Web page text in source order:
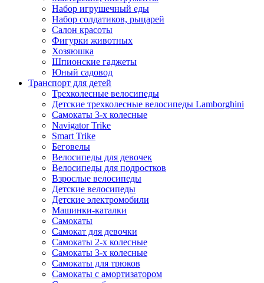
Набор игрушечный еды
Набор солдатиков, рыцарей
Салон красоты
Фигурки животных
Хозяюшка
Шпионские гаджеты
Юный садовод
Транспорт для детей
Трехколесные велосипеды
Детские трехколесные велосипеды Lamborghini
Самокаты 3-х колесные
Navigator Trike
Smart Trike
Беговелы
Велосипеды для девочек
Велосипеды для подростков
Взрослые велосипеды
Детские велосипеды
Детские электромобили
Машинки-каталки
Самокаты
Самокат для девочки
Самокаты 2-х колесные
Самокаты 3-х колесные
Самокаты для трюков
Самокаты с амортизатором